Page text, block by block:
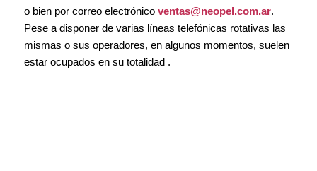
o bien por correo electrónico ventas@neopel.com.ar.
Pese a disponer de varias líneas telefónicas rotativas las
mismas o sus operadores, en algunos momentos, suelen
estar ocupados en su totalidad .